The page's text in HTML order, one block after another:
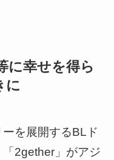
に幸せを得ら
に
を展開するBLド
2gether」がアジ